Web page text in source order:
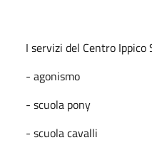
I servizi del Centro Ippico
- agonismo
- scuola pony
- scuola cavalli